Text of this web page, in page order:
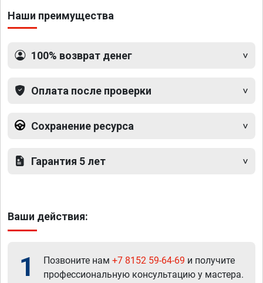
Наши преимущества
100% возврат денег
Оплата после проверки
Сохранение ресурса
Гарантия 5 лет
Ваши действия:
1 Позвоните нам +7 8152 59-64-69 и получите
профессиональную консультацию у мастера.